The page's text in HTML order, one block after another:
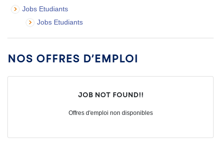
Jobs Etudiants
Jobs Etudiants
Nos offres d’emploi
Job not found!!
Offres d'emploi non disponibles